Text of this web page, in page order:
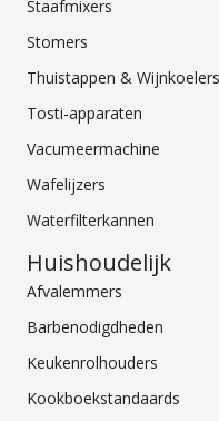
Staafmixers
Stomers
Thuistappen & Wijnkoelers
Tosti-apparaten
Vacumeermachine
Wafelijzers
Waterfilterkannen
Huishoudelijk
Afvalemmers
Barbenodigdheden
Keukenrolhouders
Kookboekstandaards